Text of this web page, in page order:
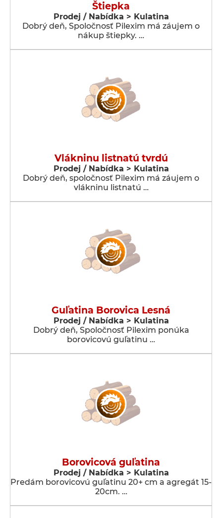
Štiepka
Prodej / Nabídka > Kulatina
Dobrý deň, Spoločnosť Pilexim má záujem o
nákup štiepky. …
Vlákninu listnatú tvrdú
Prodej / Nabídka > Kulatina
Dobrý deň, spoločnosť Pilexim má záujem o
vlákninu listnatú …
Guľatina Borovica Lesná
Prodej / Nabídka > Kulatina
Dobrý deň, Spoločnosť Pilexim ponúka
borovicovú guľatinu …
Borovicová guľatina
Prodej / Nabídka > Kulatina
Predám borovicovú guľatinu 20+ cm a agregát 15-
20cm. …